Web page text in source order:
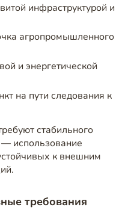
инфраструктурой и
агропромышленного
и энергетической
на пути следования к
стабильного
использование
к внешним
требования